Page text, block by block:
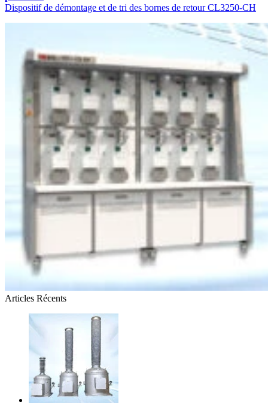
Dispositif de démontage et de tri des bornes de retour CL3250-CH
Articles Récents